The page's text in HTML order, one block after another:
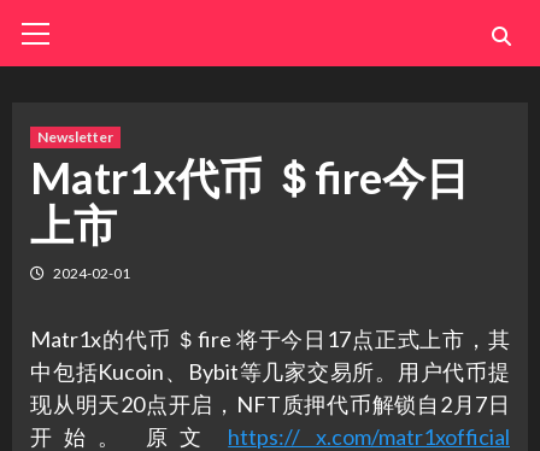
Menu
Newsletter
Matr1x代币 ＄fire今日
上市
2024-02-01
Matr1x的代币 ＄fire 将于今日17点正式上市，其
中包括Kucoin、Bybit等几家交易所。用户代币提
现从明天20点开启，NFT质押代币解锁自2月7日
开始。 原文 https:// x.com/matr1xofficial